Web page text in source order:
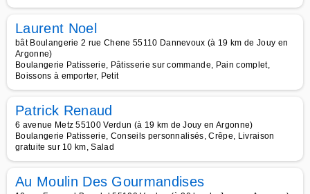
Laurent Noel
bât Boulangerie 2 rue Chene 55110 Dannevoux (à 19 km de Jouy en
Argonne)
Boulangerie Patisserie, Pâtisserie sur commande, Pain complet,
Boissons à emporter, Petit
Patrick Renaud
6 avenue Metz 55100 Verdun (à 19 km de Jouy en Argonne)
Boulangerie Patisserie, Conseils personnalisés, Crêpe, Livraison
gratuite sur 10 km, Salad
Au Moulin Des Gourmandises